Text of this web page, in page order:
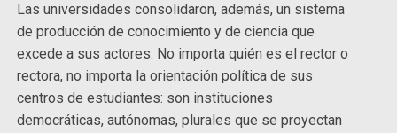
Las universidades consolidaron, además, un sistema
de producción de conocimiento y de ciencia que
excede a sus actores. No importa quién es el rector o
rectora, no importa la orientación política de sus
centros de estudiantes: son instituciones
democráticas, autónomas, plurales que se proyectan